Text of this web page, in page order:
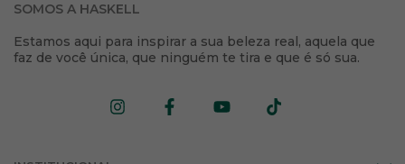
SOMOS A HASKELL
Estamos aqui para inspirar a sua beleza real, aquela que
faz de você única, que ninguém te tira e que é só sua.